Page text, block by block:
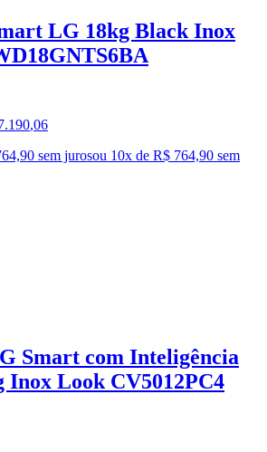
LG 18kg Black Inox
,06
sem jurosou 10x de R$ 764,90 sem
Smart com Inteligência
Look CV5012PC4